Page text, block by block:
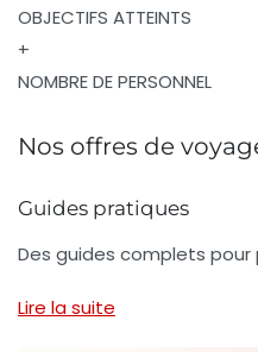
OBJECTIFS ATTEINTS
+
NOMBRE DE PERSONNEL
Nos offres de
Guides pratiques
Des guides complets
Lire la suite